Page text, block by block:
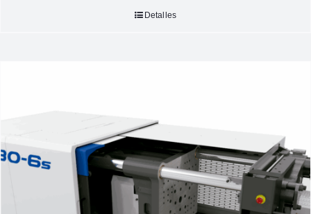
Detalles